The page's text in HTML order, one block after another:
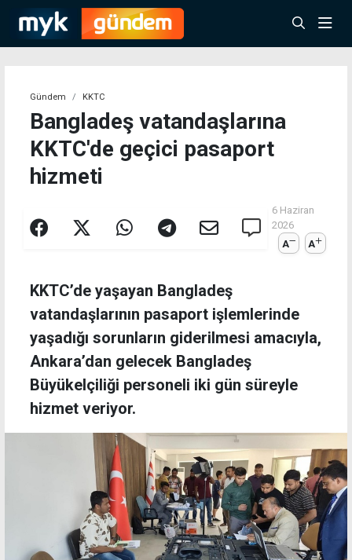
Gündem KKTC
Bangladeş vatandaşlarına
KKTC'de geçici pasaport
hizmeti
6 Haziran
2026
A
A
KKTC’de yaşayan Bangladeş
vatandaşlarının pasaport işlemlerinde
yaşadığı sorunların giderilmesi amacıyla,
Ankara’dan gelecek Bangladeş
Büyükelçiliği personeli iki gün süreyle
hizmet veriyor.